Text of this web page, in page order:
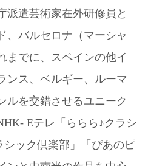
派遣芸術家在外研修員と
、バルセロナ（マーシャ
までに、スペインの他イ
ンス、ベルギー、ルーマ
ルを交錯させるユニーク
Eテレ「ららら♪クラシ
シック倶楽部」「ぴあのピ